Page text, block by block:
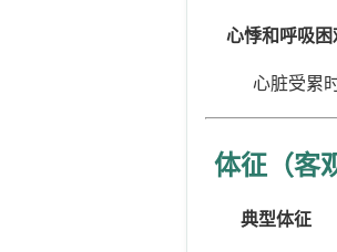
心悸和呼吸困
心脏受累
体征（客
典型体征